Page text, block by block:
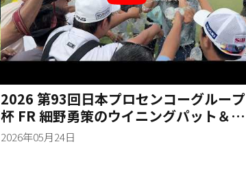
2026 第93回日本プロセンコーグループ
杯 FR 細野勇策のウイニングパット＆ウ
ォーターシャワー
2026年05月24日